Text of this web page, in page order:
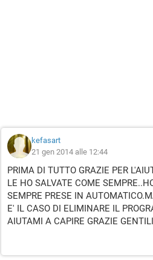
kefasart
21 gen 2014 alle 12:44
PRIMA DI TUTTO GRAZIE PER
LE HO SALVATE COME
SEMPRE PRESE IN
E' IL CASO DI ELIMINARE IL
AIUTAMI A CAPIRE GRAZIE